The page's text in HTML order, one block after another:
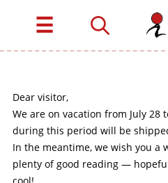
☰
Dear visitor,
We are on vacation from July 28
during this period will be
In the meantime, we wish you a
plenty of good reading —